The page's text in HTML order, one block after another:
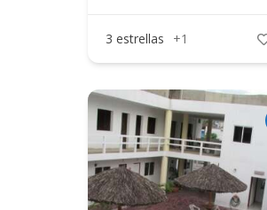
3 estrellas +1